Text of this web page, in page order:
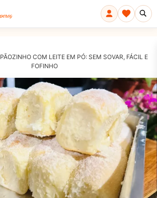
PÃOZINHO COM LEITE EM PÓ: SEM SOVAR, FÁCIL E
FOFINHO